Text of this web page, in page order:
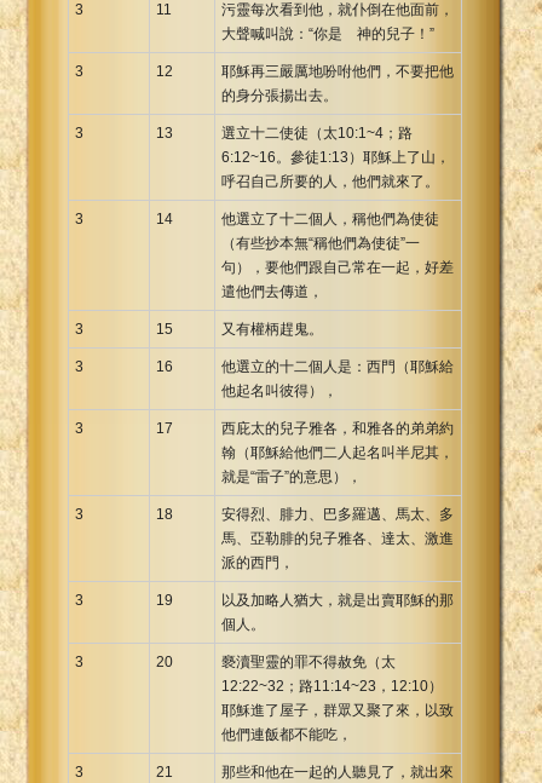
3 11
污靈每次看到他，就仆倒在他面前，
大聲喊叫說：“你是 神的兒子！”
3 12
耶穌再三嚴厲地吩咐他們，不要把他
的身分張揚出去。
3 13
選立十二使徒（太10:1~4；路
6:12~16。參徒1:13）耶穌上了山，
呼召自己所要的人，他們就來了。
3 14
他選立了十二個人，稱他們為使徒
（有些抄本無“稱他們為使徒”一
句），要他們跟自己常在一起，好差
遣他們去傳道，
3 15 又有權柄趕鬼。
3 16
他選立的十二個人是：西門（耶穌給
他起名叫彼得），
3 17
西庇太的兒子雅各，和雅各的弟弟約
翰（耶穌給他們二人起名叫半尼其，
就是“雷子”的意思），
3 18
安得烈、腓力、巴多羅邁、馬太、多
馬、亞勒腓的兒子雅各、達太、激進
派的西門，
3 19
以及加略人猶大，就是出賣耶穌的那
個人。
3 20
褻瀆聖靈的罪不得赦免（太
12:22~32；路11:14~23，12:10）
耶穌進了屋子，群眾又聚了來，以致
他們連飯都不能吃，
3 21
那些和他在一起的人聽見了，就出來